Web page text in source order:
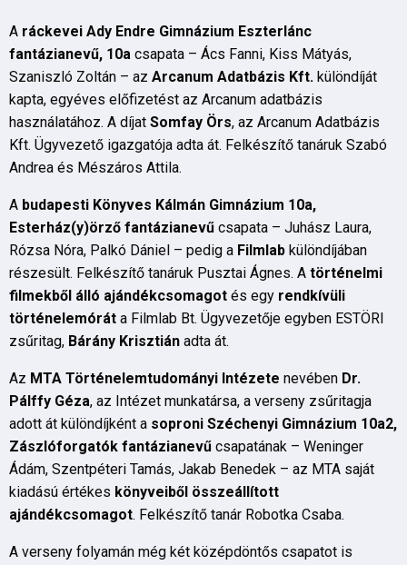
A ráckevei Ady Endre Gimnázium Eszterlánc
fantázianevű, 10a csapata – Ács Fanni, Kiss Mátyás,
Szaniszló Zoltán – az Arcanum Adatbázis Kft. különdíját
kapta, egyéves előfizetést az Arcanum adatbázis
használatához. A díjat Somfay Örs, az Arcanum Adatbázis
Kft. Ügyvezető igazgatója adta át. Felkészítő tanáruk Szabó
Andrea és Mészáros Attila.
A budapesti Könyves Kálmán Gimnázium 10a,
Esterház(y)örző fantázianevű csapata – Juhász Laura,
Rózsa Nóra, Palkó Dániel – pedig a Filmlab különdíjában
részesült. Felkészítő tanáruk Pusztai Ágnes. A történelmi
filmekből álló ajándékcsomagot és egy rendkívüli
történelemórát a Filmlab Bt. Ügyvezetője egyben ESTÖRI
zsűritag, Bárány Krisztián adta át.
Az MTA Történelemtudományi Intézete nevében Dr.
Pálffy Géza, az Intézet munkatársa, a verseny zsűritagja
adott át különdíjként a soproni Széchenyi Gimnázium 10a2,
Zászlóforgatók fantázianevű csapatának – Weninger
Ádám, Szentpéteri Tamás, Jakab Benedek – az MTA saját
kiadású értékes könyveiből összeállított
ajándékcsomagot. Felkészítő tanár Robotka Csaba.
A verseny folyamán még két középdöntős csapatot is